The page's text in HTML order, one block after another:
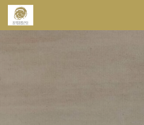
Skip to content